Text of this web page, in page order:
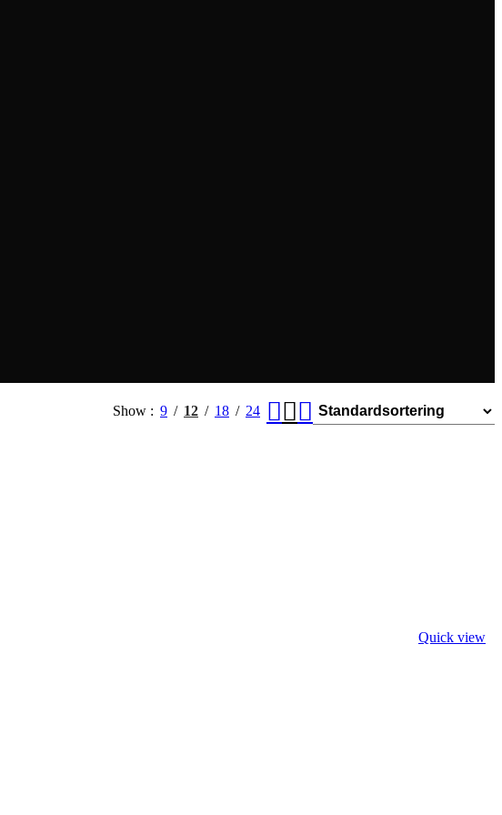
Show 9 12 18 24
Quick view